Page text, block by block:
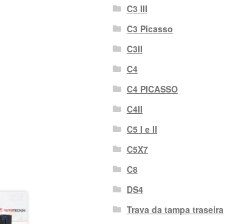
C3 III
C3 Picasso
C3II
C4
C4 PICASSO
C4II
C5 I e II
C5X7
C8
DS4
Trava da tampa traseira